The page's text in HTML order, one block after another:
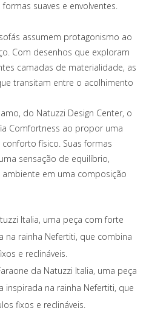
suaves e envolventes.
assumem protagonismo ao
Com desenhos que exploram
camadas de materialidade, as
transitam entre o acolhimento
do Natuzzi Design Center, o
Comfortness ao propor uma
físico. Suas formas
sensação de equilíbrio,
em uma composição
da Natuzzi Italia, uma peça
inspirada na rainha Nefertiti, que
fixos e reclináveis.